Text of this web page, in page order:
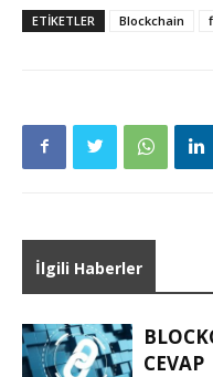
ETIKETLER Blockchain
İlgili Haberler
CEVAP